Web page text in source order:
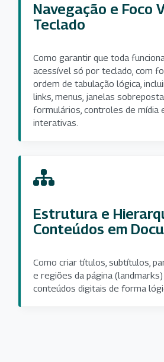
Navegação e Foco
Teclado
Como garantir que toda
acessível só por teclado, com
ordem de tabulação lógica,
links, menus, janelas
formulários, controles de mídia
interativas.
Estrutura e
Conteúdos em
Como criar títulos, subtítulos,
e regiões da página
conteúdos digitais de forma